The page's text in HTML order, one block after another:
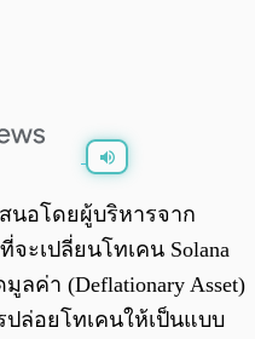
นอโดยผู้บริหารจาก
จะเปลี่ยนโทเคน Solana
ค่า (Deflationary Asset)
ล่อยโทเคนให้เป็นแบบ